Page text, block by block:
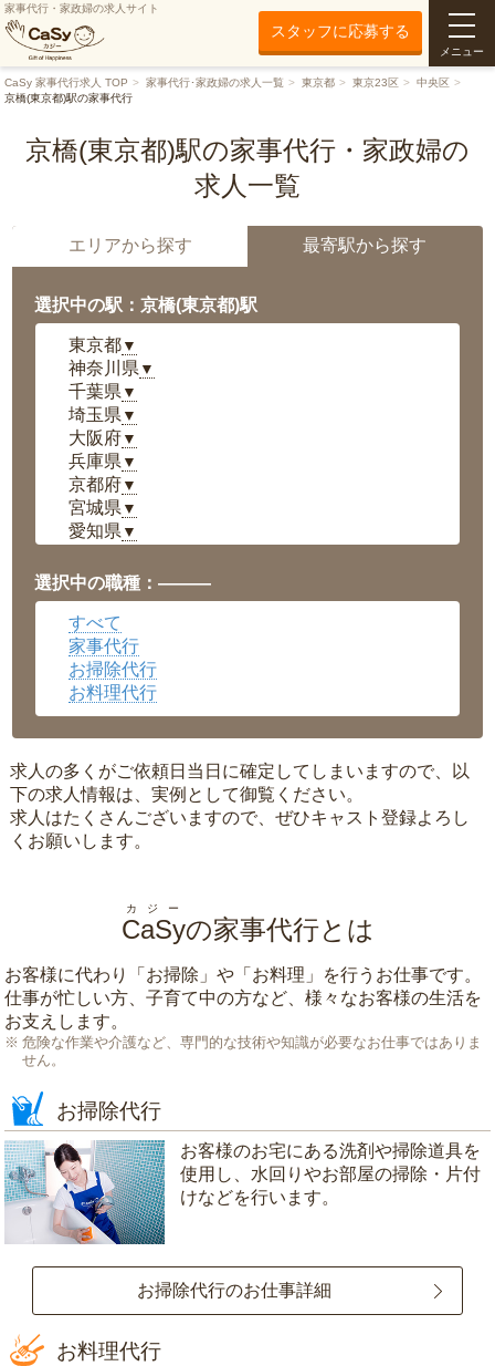
家事代行・家政婦の求人サイト
スタッフに応募する
メニュー
CaSy 家事代行求人 TOP 家事代行･家政婦の求人一覧 東京都 東京23区
中央区
京橋(東京都)駅の家事代行
京橋(東京都)駅の家事代行・家政婦の
求人一覧
エリアから探す 最寄駅から探す
選択中の駅：京橋(東京都)駅
東京都▼
神奈川県 ▼
千葉県 ▼
埼玉県 ▼
大阪府▼
兵庫県 ▼
京都府▼
宮城県 ▼
愛知県 ▼
岡山県▼
広島県▼
沖縄県
選択中の職種：———
すべて
家事代行
お掃除代行
お料理代行
求人の多くがご依頼日当日に確定してしまいますので、以
下の求人情報は、実例として御覧ください。
求人はたくさんございますので、ぜひキャスト登録よろし
くお願いします。
CaSy
カジー
の家事代行とは
お客様に代わり「 お掃除 」や「 お料理 」を行うお仕事です。
仕事が忙しい方、子育て中の方など、様々なお客様の生活を
お支えします。
危険な作業や介護など、専門的な技術や知識が必要なお仕事ではありま
せん。
お掃除代行
お客様のお宅にある洗剤や掃除道具を
使用し、水回りやお部屋の掃除・片付
けなどを行います。
お掃除代行のお仕事詳細
お料理代行